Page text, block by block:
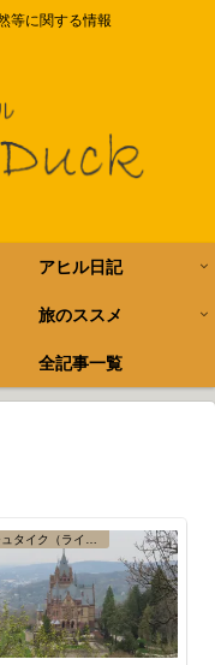
等に関する情報
アヒル日記
旅のススメ
全記事一覧